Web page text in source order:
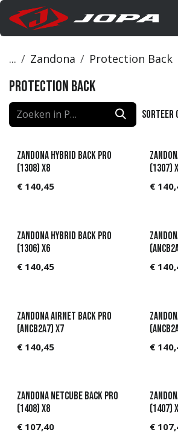
Overslaan naar inhoud
... Zandona Protection Back
Protection Back
Sorteer
Zandona Hybrid Back Pro
(1308) X8
€ 140,45
(1307)
€
Zandona Hybrid Back Pro
(1306) X6
€ 140,45 €
Zandona AIRnet Back Pro
(ANCB2A7) X7
€ 140,45 €
Zandona Netcube back Pro
(1408) X8
€ 107,40
(1407)
€